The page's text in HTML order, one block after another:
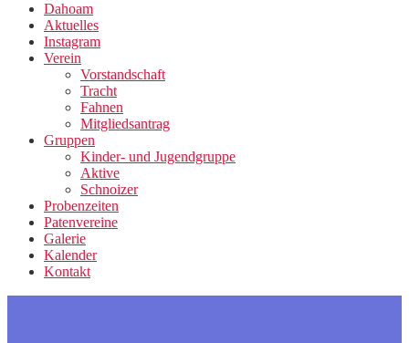
Dahoam
Aktuelles
Instagram
Verein
Vorstandschaft
Tracht
Fahnen
Mitgliedsantrag
Gruppen
Kinder- und Jugendgruppe
Aktive
Schnoizer
Probenzeiten
Patenvereine
Galerie
Kalender
Kontakt